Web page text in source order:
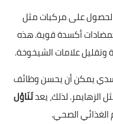
على مركبات مثل
كمضادات أكسدة قوية. هذه
وتقليل علامات الشيخوخة.
يمكن أن يحسن وظائف
الزهايمر. لذلك، يعدتَنَاوُل
الغذائي الصحي.